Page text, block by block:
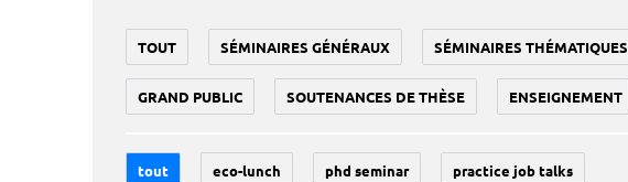
TOUT SÉMINAIRES GÉNÉRAUX SÉMINAIRES THÉMATIQUES
GRAND PUBLIC SOUTENANCES DE THÈSE ENSEIGNEMENT
tout eco-lunch phd seminar practice job talks